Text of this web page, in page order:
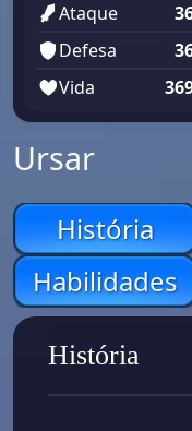
Ataque
Defesa
Vida
Ursar
História
Habilidades
História